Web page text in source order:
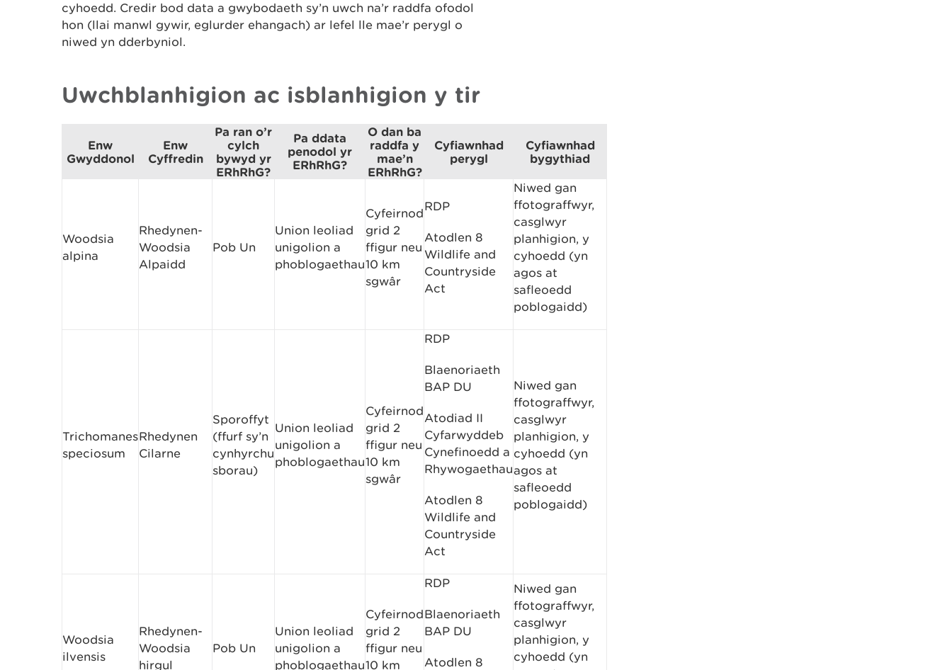
cyhoedd. Credir bod data a gwybodaeth sy’n uwch na’r raddfa ofodol
hon (llai manwl gywir, eglurder ehangach) ar lefel lle mae’r perygl o
niwed yn dderbyniol.
Uwchblanhigion ac isblanhigion y tir
Enw
Gwyddonol
Enw
Cyffredin
Pa ran o’r
cylch
bywyd yr
ERhRhG?
Pa ddata
penodol yr
ERhRhG?
O dan ba
raddfa y
mae’n
ERhRhG?
Cyfiawnhad
perygl
Cyfiawnhad
bygythiad
Woodsia
alpina
Rhedynen-
Woodsia
Alpaidd
Pob Un
Union leoliad
unigolion a
phoblogaethau
Cyfeirnod
grid 2
ffigur neu
10 km
sgwâr
RDP
Atodlen 8
Wildlife and
Countryside
Act
Niwed gan
ffotograffwyr,
casglwyr
planhigion, y
cyhoedd (yn
agos at
safleoedd
poblogaidd)
Trichomanes
speciosum
Rhedynen
Cilarne
Sporoffyt
(ffurf sy’n
cynhyrchu
sborau)
Union leoliad
unigolion a
phoblogaethau
Cyfeirnod
grid 2
ffigur neu
10 km
sgwâr
RDP
Blaenoriaeth
BAP DU
Atodiad II
Cyfarwyddeb
Cynefinoedd a
Rhywogaethau
Atodlen 8
Wildlife and
Countryside
Act
Niwed gan
ffotograffwyr,
casglwyr
planhigion, y
cyhoedd (yn
agos at
safleoedd
poblogaidd)
Woodsia
ilvensis
Rhedynen-
Woodsia
hirgul
Pob Un
Union leoliad
unigolion a
phoblogaethau
Cyfeirnod
grid 2
ffigur neu
10 km
RDP
Blaenoriaeth
BAP DU
Atodlen 8
Niwed gan
ffotograffwyr,
casglwyr
planhigion, y
cyhoedd (yn